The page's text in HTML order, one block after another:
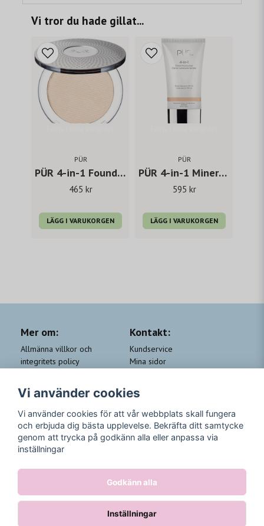
Vi tror du hade gillat...
PÜR
PÜR 4-in-1 Foundation Pressed Mineral Makeup Foundation
465 kr
LÄGG I VARUKORGEN
PÜR
PÜR 4-in-1 Mineral Tinted Moisturizer
595 kr
LÄGG I VARUKORGEN
Mer om:
Allmänna villkor och
integritets policy
QA
Kundklubb Beauty for you
Kontakt:
Kundservice
Mina sidor
Returer
Trygga Betalningar
Följ oss
Instagram
Vi använder cookies
Vi använder cookies för att vår webbplats skall fungera
och erbjuda dig bästa upplevelse. Bekräfta ditt samtycke
genom att trycka på godkänn alla eller anpassa via
inställningar
Godkänn alla
Inställningar